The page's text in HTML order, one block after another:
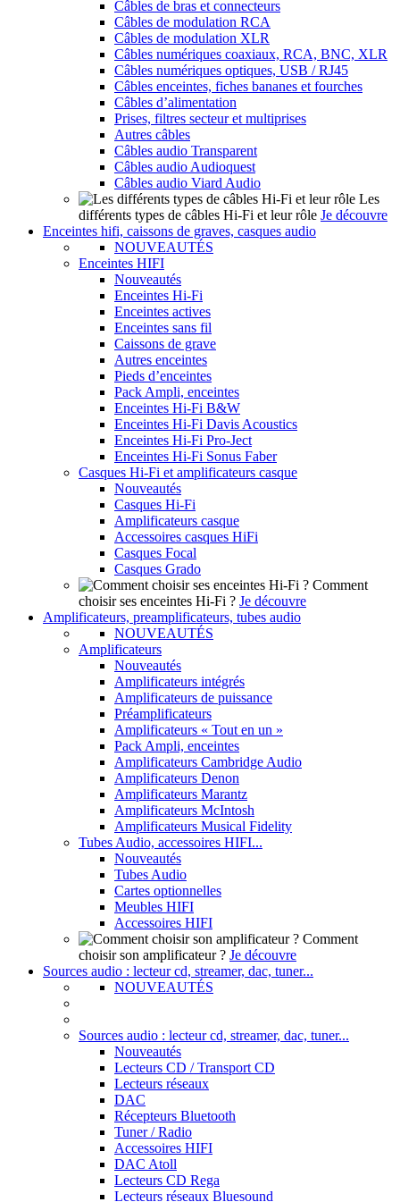
Câbles de bras et connecteurs
Câbles de modulation RCA
Câbles de modulation XLR
Câbles numériques coaxiaux, RCA, BNC, XLR
Câbles numériques optiques, USB / RJ45
Câbles enceintes, fiches bananes et fourches
Câbles d’alimentation
Prises, filtres secteur et multiprises
Autres câbles
Câbles audio Transparent
Câbles audio Audioquest
Câbles audio Viard Audio
Les
différents types de câbles Hi-Fi et leur rôle Je découvre
Enceintes hifi, caissons de graves, casques audio
NOUVEAUTÉS
Enceintes HIFI
Nouveautés
Enceintes Hi-Fi
Enceintes actives
Enceintes sans fil
Caissons de grave
Autres enceintes
Pieds d’enceintes
Pack Ampli, enceintes
Enceintes Hi-Fi B&W
Enceintes Hi-Fi Davis Acoustics
Enceintes Hi-Fi Pro-Ject
Enceintes Hi-Fi Sonus Faber
Casques Hi-Fi et amplificateurs casque
Nouveautés
Casques Hi-Fi
Amplificateurs casque
Accessoires casques HiFi
Casques Focal
Casques Grado
Comment
choisir ses enceintes Hi-Fi ? Je découvre
Amplificateurs, preamplificateurs, tubes audio
NOUVEAUTÉS
Amplificateurs
Nouveautés
Amplificateurs intégrés
Amplificateurs de puissance
Préamplificateurs
Amplificateurs « Tout en un »
Pack Ampli, enceintes
Amplificateurs Cambridge Audio
Amplificateurs Denon
Amplificateurs Marantz
Amplificateurs McIntosh
Amplificateurs Musical Fidelity
Tubes Audio, accessoires HIFI...
Nouveautés
Tubes Audio
Cartes optionnelles
Meubles HIFI
Accessoires HIFI
Comment
choisir son amplificateur ? Je découvre
Sources audio : lecteur cd, streamer, dac, tuner...
NOUVEAUTÉS
Sources audio : lecteur cd, streamer, dac, tuner...
Nouveautés
Lecteurs CD / Transport CD
Lecteurs réseaux
DAC
Récepteurs Bluetooth
Tuner / Radio
Accessoires HIFI
DAC Atoll
Lecteurs CD Rega
Lecteurs réseaux Bluesound